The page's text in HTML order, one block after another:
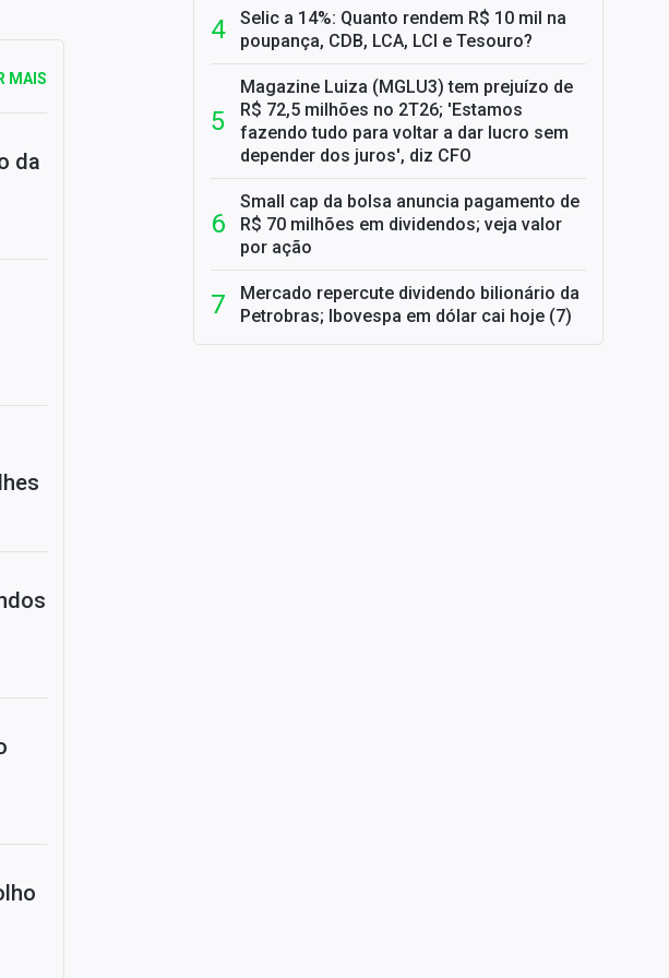
Selic a 14%: Quanto rendem R$ 10 mil na
poupança, CDB, LCA, LCI e Tesouro?
Magazine Luiza (MGLU3) tem prejuízo de
R$ 72,5 milhões no 2T26; 'Estamos
fazendo tudo para voltar a dar lucro sem
depender dos juros', diz CFO
Small cap da bolsa anuncia pagamento de
R$ 70 milhões em dividendos; veja valor
por ação
Mercado repercute dividendo bilionário da
Petrobras; Ibovespa em dólar cai hoje (7)
MAIS
da